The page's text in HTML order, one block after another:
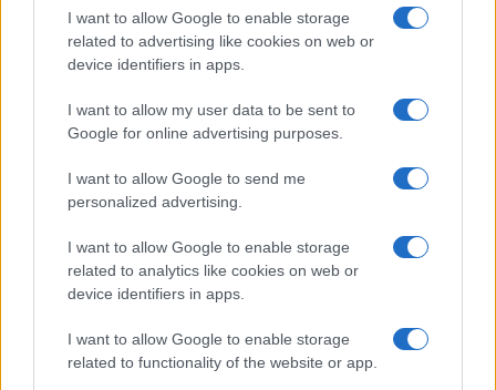
I want to allow Google to enable storage
related to advertising like cookies on web or
device identifiers in apps.
I want to allow my user data to be sent to
Google for online advertising purposes.
I want to allow Google to send me
personalized advertising.
I want to allow Google to enable storage
related to analytics like cookies on web or
device identifiers in apps.
I want to allow Google to enable storage
related to functionality of the website or app.
comporta. È una questione morale e umana che
coloro che pensano solo ai soldi non hanno.
Cordiali Saluti.
Lettera firmata
#AEREO #EASYJET #MEDICI #PILOTI
42